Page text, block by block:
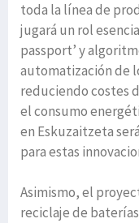
toda la línea de
jugará un rol
passport’ y
automatización de
reduciendo costes
el consumo
en Eskuzaitzeta
para estas
Asimismo, el
reciclaje de